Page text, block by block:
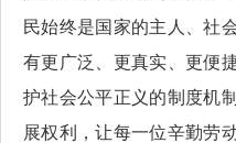
民始终是国家的主人、社
有更广泛、更真实、更便
护社会公平正义的制度机
展权利，让每一位辛勤劳